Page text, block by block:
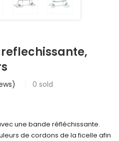
0 sold
une bande réfléchissante.
de cordons de la ficelle afin